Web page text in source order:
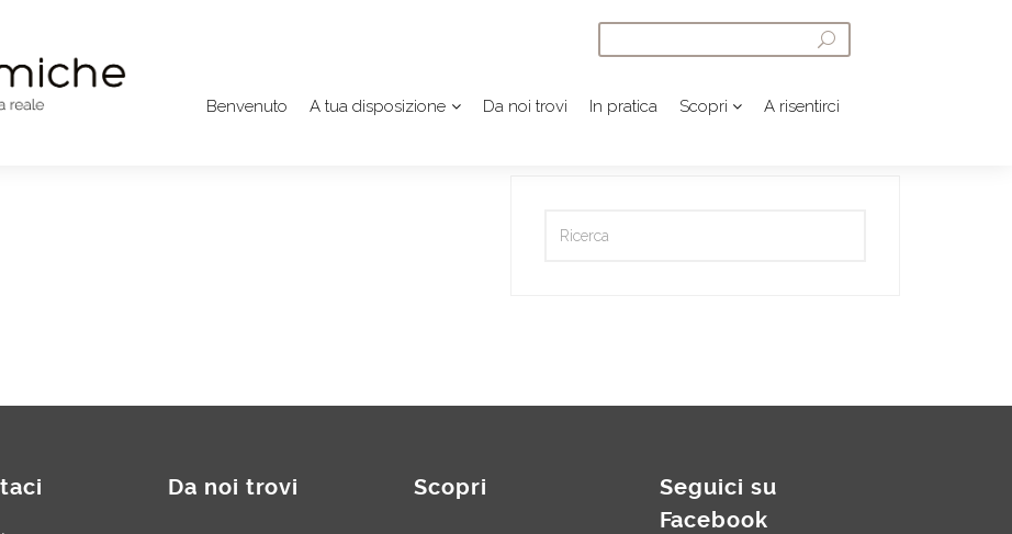
Benvenuto A tua disposizione Da noi trovi In pratica Scopri A risentirci
Da noi trovi Scopri
Seguici su
Facebook